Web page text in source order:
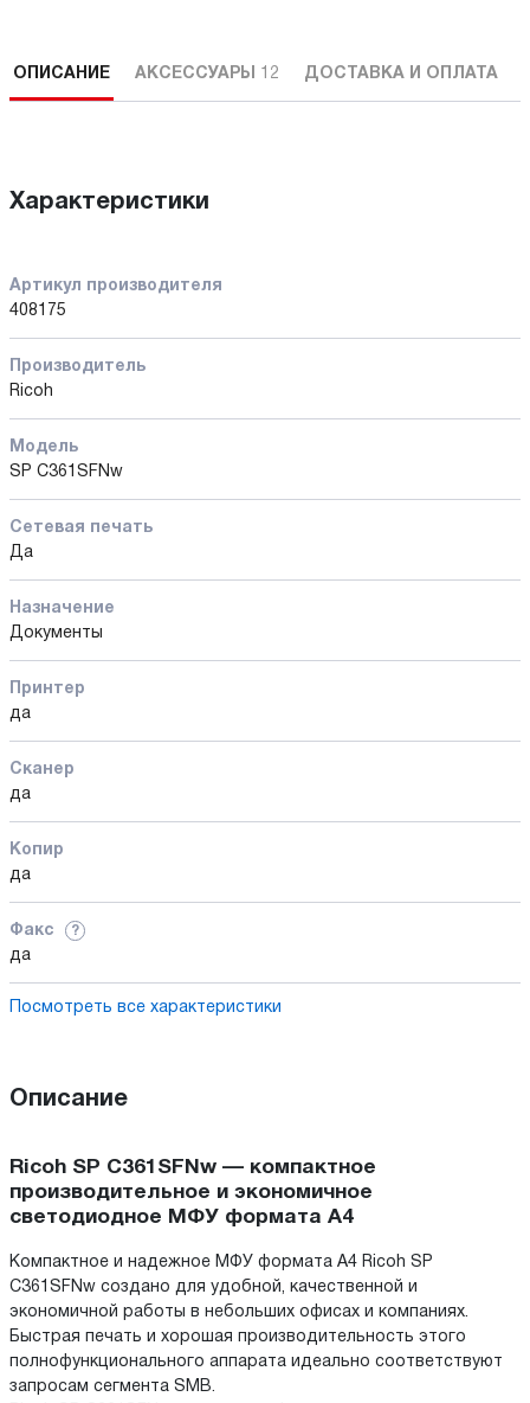
ОПИСАНИЕ АКСЕССУАРЫ 12 ДОСТАВКА И ОПЛАТА
Характеристики
Артикул производителя
408175
Производитель
Ricoh
Модель
SP C361SFNw
Сетевая печать
Да
Назначение
Документы
Принтер
да
Сканер
да
Копир
да
Факс ?
да
Посмотреть все характеристики
Описание
Ricoh SP C361SFNw — компактное
производительное и экономичное
светодиодное МФУ формата А4
Компактное и надежное МФУ формата А4 Ricoh SP
C361SFNw создано для удобной, качественной и
экономичной работы в небольших офисах и компаниях.
Быстрая печать и хорошая производительность этого
полнофункционального аппарата идеально соответствуют
запросам сегмента SMB.